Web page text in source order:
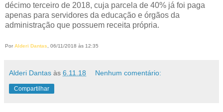
décimo terceiro de 2018, cuja parcela de 40% já foi paga
apenas para servidores da educação e órgãos da
administração que possuem receita própria.
Por Alderi Dantas , 06/11/2018 às 12:35
Alderi Dantas às 6.11.18 Nenhum comentário:
Compartilhar